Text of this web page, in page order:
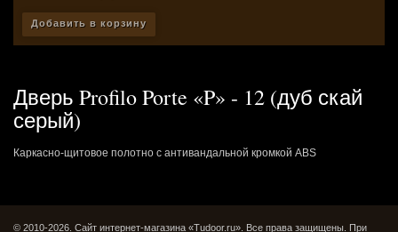
Добавить в корзину
Дверь Profilo Porte «P» - 12 (дуб скай
серый)
Каркасно-щитовое полотно c антивандальной кромкой ABS
© 2010-2026. Сайт интернет-магазина «Tudoor.ru». Все права защищены. При